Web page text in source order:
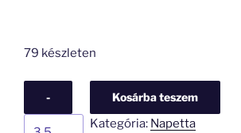
79 készleten
- Kosárba teszem
Kategória: Napetta